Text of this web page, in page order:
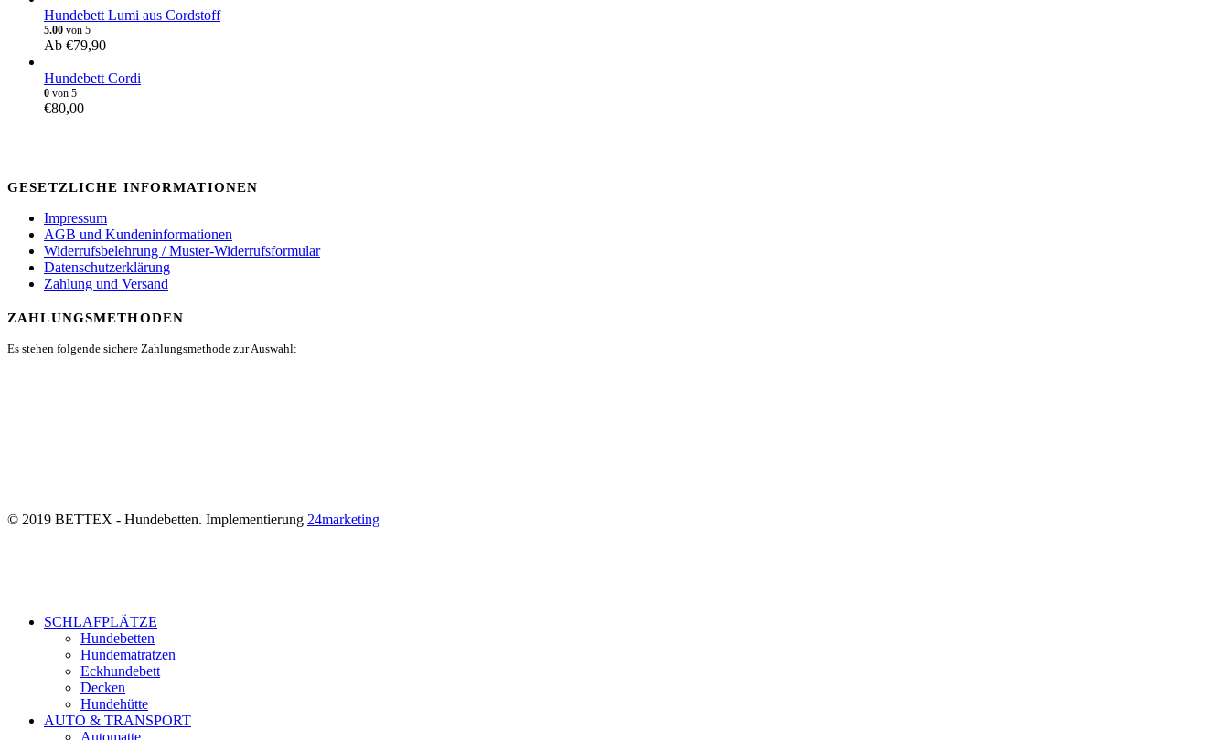
Hundebett Lumi aus Cordstoff
5.00 von 5
Ab €79,90
Hundebett Cordi
0 von 5
€80,00
GESETZLICHE INFORMATIONEN
Impressum
AGB und Kundeninformationen
Widerrufsbelehrung / Muster-Widerrufsformular
Datenschutzerklärung
Zahlung und Versand
ZAHLUNGSMETHODEN
Es stehen folgende sichere Zahlungsmethode zur Auswahl:
© 2019 BETTEX - Hundebetten. Implementierung 24marketing
SCHLAFPLÄTZE
Hundebetten
Hundematratzen
Eckhundebett
Decken
Hundehütte
AUTO & TRANSPORT